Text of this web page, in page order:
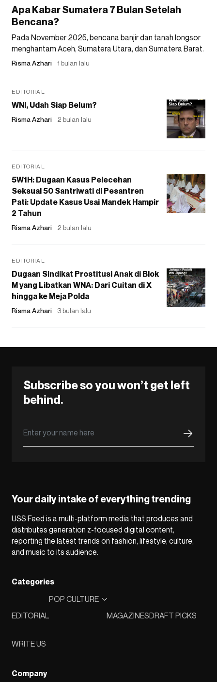
Apa Kabar Sumatera 7 Bulan Setelah
Bencana?
Pada November 2025, bencana banjir dan tanah longsor
menghantam Aceh, Sumatera Utara, dan Sumatera Barat.
Risma Azhari 1 bulan lalu
EDITORIAL
WNI, Udah Siap Belum?
Risma Azhari 2 bulan lalu
EDITORIAL
5W1H: Dugaan Kasus Pelecehan
Seksual 50 Santriwati di Pesantren
Pati: Update Kasus Usai Mandek Hampir
2 Tahun
Risma Azhari 2 bulan lalu
EDITORIAL
Dugaan Sindikat Prostitusi Anak di Blok
M yang Libatkan WNA: Dari Cuitan di X
hingga ke Meja Polda
Risma Azhari 3 bulan lalu
Subscribe so you won’t get left
behind.
Your daily intake of everything trending
USS Feed is a multi-platform media that produces and
distributes generation z-focused digital content,
reporting the latest trends on fashion, lifestyle, culture,
and music to its audience.
Categories
EDITORIAL
POP CULTURE
MAGAZINESDRAFT PICKS
WRITE US
Company